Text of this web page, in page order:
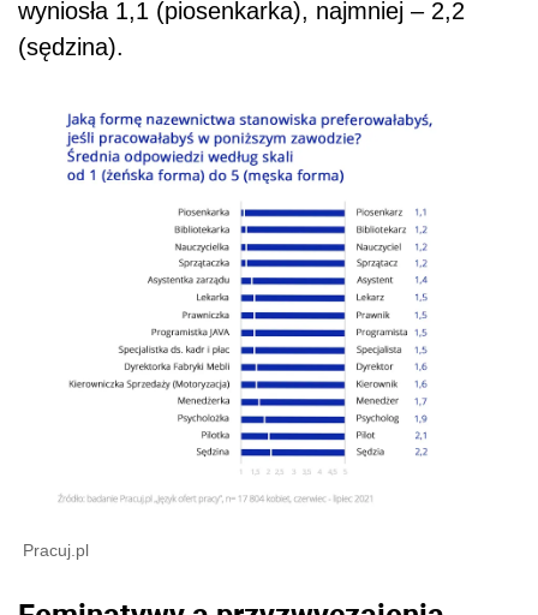
wyniosła 1,1 (piosenkarka), najmniej – 2,2
(sędzina).
Pracuj.pl